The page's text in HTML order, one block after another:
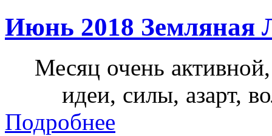
Июнь 2018 Земляная
Месяц очень
идеи, силы, азарт,
Подробнее